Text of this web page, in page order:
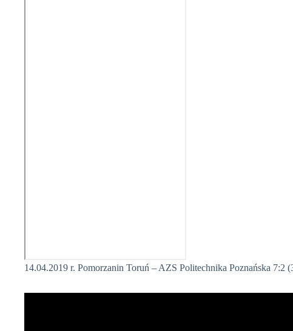
14.04.2019 r. Pomorzanin Toruń – AZS Politechnika Poznańska 7:2